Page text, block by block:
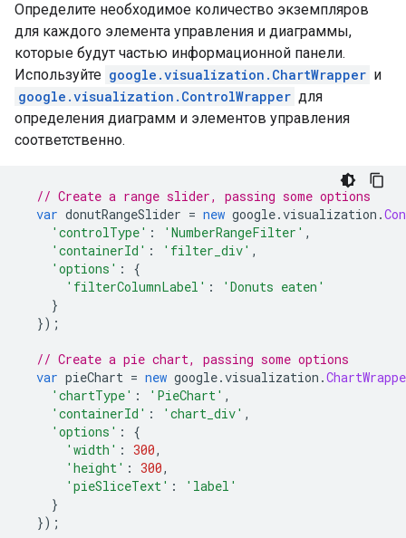
Определите необходимое количество экземпляров
для каждого элемента управления и диаграммы,
которые будут частью информационной панели.
Используйте google.visualization.ChartWrapper и
google.visualization.ControlWrapper для
определения диаграмм и элементов управления
соответственно.
// Create a range slider, passing some options
var donutRangeSlider = new google.visualization .
'controlType' : 'NumberRangeFilter' ,
'containerId' : 'filter_div' ,
'options' :
{
'filterColumnLabel' :
'Donuts eaten'
}
});
// Create a pie chart, passing some options
var pieChart = new google.visualization .
'chartType' : 'PieChart' ,
'containerId' : 'chart_div' ,
'options' :
{
'width' : 300,
'height' : 300,
'pieSliceText' :
'label'
}
});